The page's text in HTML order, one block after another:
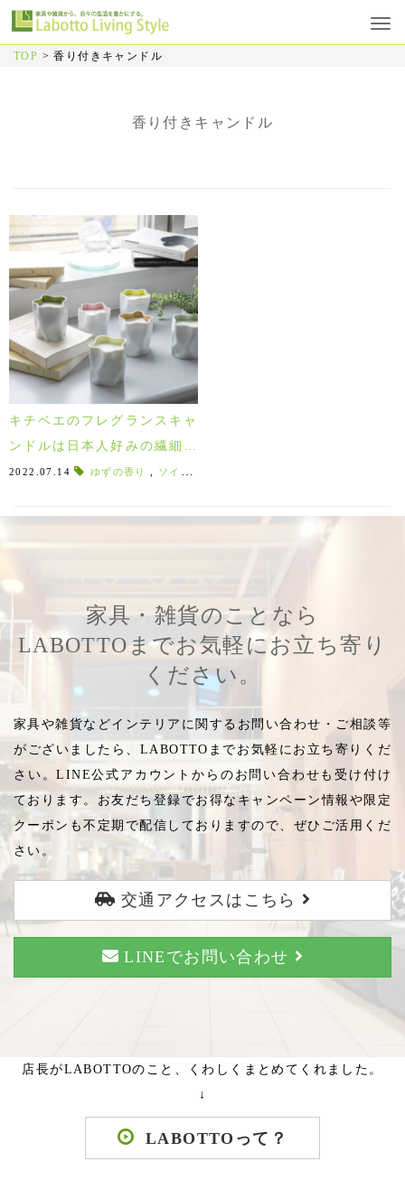
TOP >香り付きキャンドル
香り付きキャンドル
キチベエのフレグランスキャ
ンドルは日本人好みの繊細な
香り！老舗香料メーカーがつ
2022.07.14 ゆずの香り ソイキャンドル
家具・雑貨のことなら
LABOTTOまでお気軽にお立ち寄り
ください。
家具や雑貨などインテリアに関するお問い合わせ・ご相談等
がございましたら、LABOTTOまでお気軽にお立ち寄りくだ
さい。LINE公式アカウントからのお問い合わせも受け付け
ております。お友だち登録でお得なキャンペーン情報や限定
クーポンも不定期で配信しておりますので、ぜひご活用くだ
さい。
交通アクセスはこちら
LINEでお問い合わせ
店長がLABOTTOのこと、くわしくまとめてくれました。
↓
LABOTTOって？